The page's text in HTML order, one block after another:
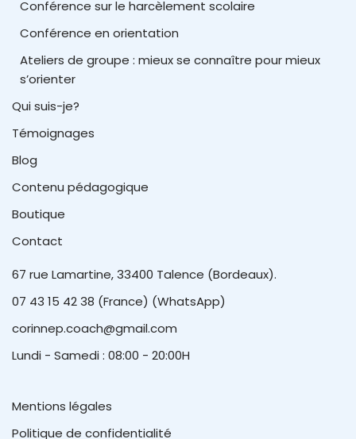
Conférence sur le harcèlement scolaire
Conférence en orientation
Ateliers de groupe : mieux se connaître pour mieux
s’orienter
Qui suis-je?
Témoignages
Blog
Contenu pédagogique
Boutique
Contact
67 rue Lamartine, 33400 Talence (Bordeaux).
07 43 15 42 38 (France) (WhatsApp)
corinnep.coach@gmail.com
Lundi - Samedi : 08:00 - 20:00H
Mentions légales
Politique de confidentialité